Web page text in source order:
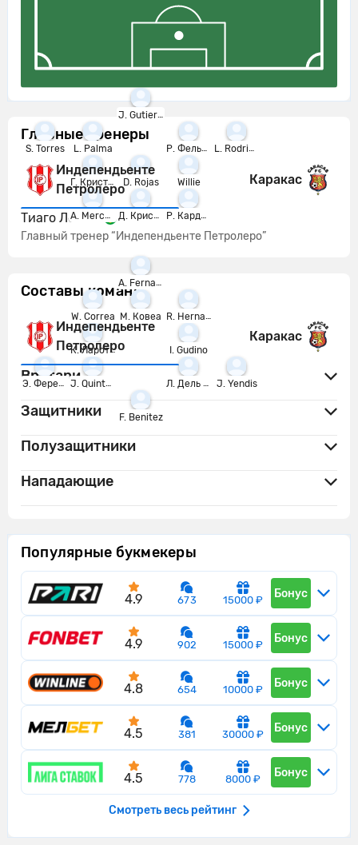
J. Gutierrez
S. Torres L. Palma Р. Фельчер L. Rodriguez
Г. Кристальдо D. Rojas Willie
A. Mercado Д. Кристалдо Р. Кардосо
F. Benitez
Э. Ферейра J. Quintero Л. Дель Пино J. Yendis
К. Ларотонда I. Gudino
W. Correa М. Ковеа R. Hernandez
A. Fernandez
Главные тренеры
Индепендьенте
Петролеро
Каракас
Тиаго Лейтао
Главный тренер “Индепендьенте Петролеро”
Составы команд
Индепендьенте
Петролеро
Каракас
Вратари
Защитники
Полузащитники
Нападающие
Популярные букмекеры
4.9 673 15000 ₽ Бонус
4.9 902 15000 ₽ Бонус
4.8 654 10000 ₽ Бонус
4.5 381 30000 ₽ Бонус
4.5 778 8000 ₽ Бонус
Смотреть весь рейтинг